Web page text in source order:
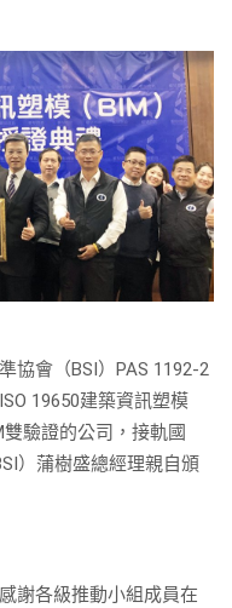
協會（BSI）PAS 1192-2
19650建築資訊塑模
雙驗證的公司，接軌國
）蒲樹盛總經理親自頒
謝各級推動小組成員在